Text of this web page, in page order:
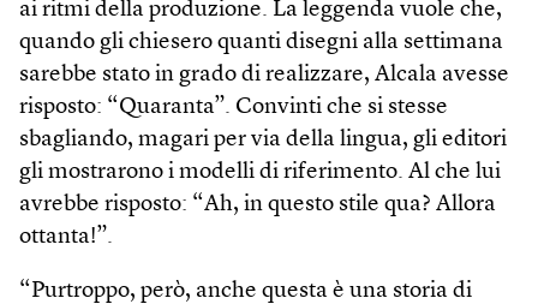
ai ritmi della produzione. La leggenda vuole che,
quando gli chiesero quanti disegni alla settimana
sarebbe stato in grado di realizzare, Alcala avesse
risposto: “Quaranta”. Convinti che si stesse
sbagliando, magari per via della lingua, gli editori
gli mostrarono i modelli di riferimento. Al che lui
avrebbe risposto: “Ah, in questo stile qua? Allora
ottanta!”.
“Purtroppo, però, anche questa è una storia di